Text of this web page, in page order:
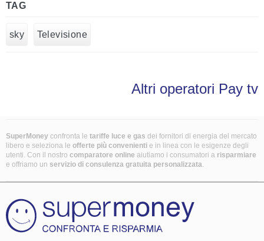
TAG
sky Televisione
Altri operatori Pay tv
SuperMoney confronta le tariffe luce e gas dei fornitori di energia del mercato
libero e seleziona le offerte più convenienti e in linea con le esigenze degli
utenti. Con il nostro comparatore online aiutiamo i consumatori a risparmiare
e offriamo un servizio di consulenza gratuita personalizzata.